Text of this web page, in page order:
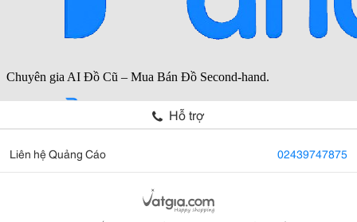
Hỗ trợ
Liên hệ Quảng Cáo 02439747875